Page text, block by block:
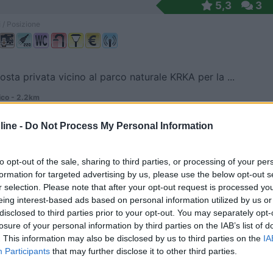
- Do Not Process My Personal Information
opt-out of the sale, sharing to third parties, or processing of your
for targeted advertising by us, please use the below opt-out
selection. Please note that after your opt-out request is processed
interest-based ads based on personal information utilized by us
to third parties prior to your opt-out. You may separately
of your personal information by third parties on the IAB’s list of
This information may also be disclosed by us to third parties on the
Participants that may further disclose it to other third parties.
5,3 3
privata vicino al parco naturale KRKA per la ...
- 2.2km
sterrato a pagamento, senza servizi.
- 8.9km
35